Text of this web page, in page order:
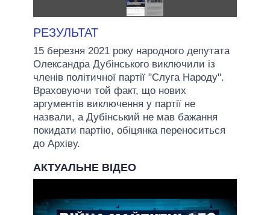
РЕЗУЛЬТАТ
15 березня 2021 року народного депутата
Олександра Дубінського виключили із
членів політичної партії "Слуга Народу".
Враховуючи той факт, що нових
аргументів виключення у партії не
назвали, а Дубінський не мав бажання
покидати партію, обіцянка переноситься
до Архіву.
АКТУАЛЬНЕ ВІДЕО